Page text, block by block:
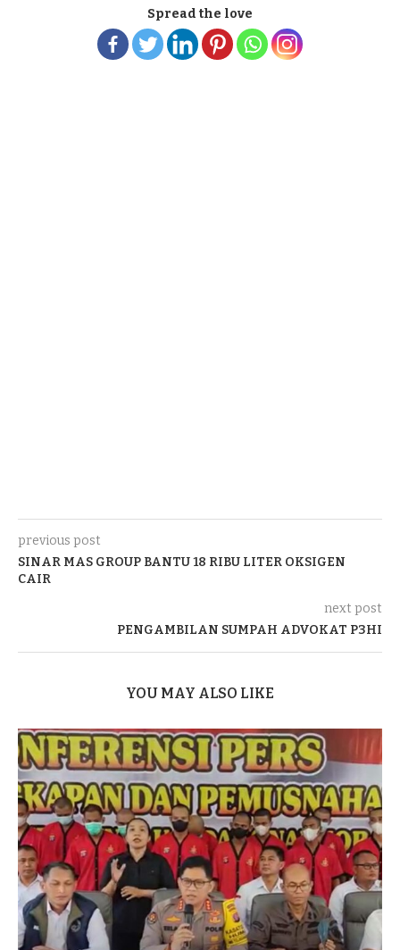
Spread the love
previous post
SINAR MAS GROUP BANTU 18 RIBU LITER OKSIGEN
CAIR
next post
PENGAMBILAN SUMPAH ADVOKAT P3HI
YOU MAY ALSO LIKE